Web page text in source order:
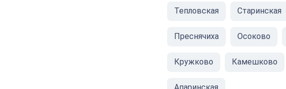
Тепловская Старинская
Преснячиха Осоково
Кружково Камешково